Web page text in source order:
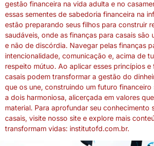
gestão financeira na vida adulta e no
essas sementes de sabedoria financeira na
estão preparando seus filhos para construir
saudáveis, onde as finanças para casais são
e não de discórdia. Navegar pelas finanças
intencionalidade, comunicação e, acima de
respeito mútuo. Ao aplicar esses princípios e
casais podem transformar a gestão do
que os une, construindo um futuro financeiro
a dois harmoniosa, alicerçada em valores
material. Para aprofundar seu conhecimento
casais, visite nosso site e explore mais
transformam vidas: institutofd.com.br.